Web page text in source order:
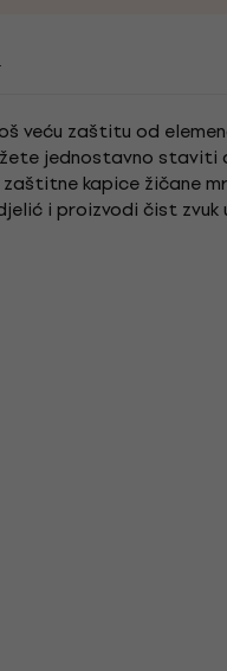
veću zaštitu od
jednostavno
kapice žičane
i proizvodi čist zvuk